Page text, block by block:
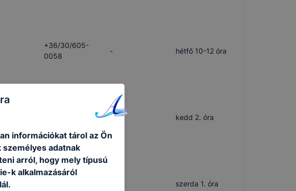
+36/30/605-
0058
- hétfő 10-12 óra
- kedd 2. óra
+36/30/605-
szerda 1. óra
információkat tárol az Ön
adatnak
arról, hogy mely típusú
k alkalmazásáról